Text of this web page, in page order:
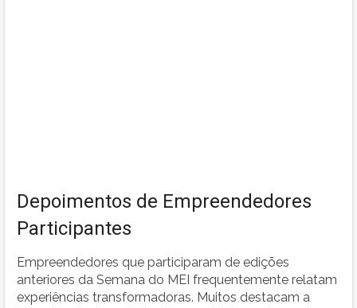
Depoimentos de Empreendedores
Participantes
Empreendedores que participaram de edições
anteriores da Semana do MEI frequentemente relatam
experiências transformadoras. Muitos destacam a